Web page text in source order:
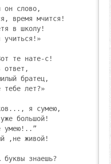
он слово,
время мчится!
в школу!
учиться!»
те нате-с!
ответ,
братец,
тебе лет?»
я сумею,
большой!
умею!..”
,не живой!
знаешь?